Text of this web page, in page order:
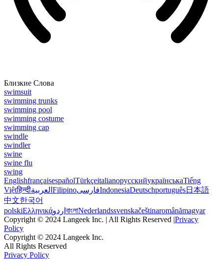
Близкие Слова
swimsuit
swimming trunks
swimming pool
swimming costume
swimming cap
swindle
swindler
swine
swine flu
swing
EnglishfrançaisespañolTürkçeitalianoрусскийукраїнськаTiếng
Việtहिन्दीالعربية FilipinoفارسیIndonesiaDeutschportuguês日本語
中文한국어
polskiΕλληνικάاردو বাংলাNederlandssvenskačeštinaromânămagyar
Copyright © 2024 Langeek Inc. | All Rights Reserved |Privacy
Policy
Copyright © 2024 Langeek Inc.
All Rights Reserved
Privacy Policy